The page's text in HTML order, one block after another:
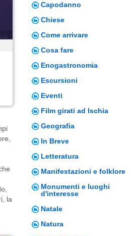
la
Capodanno
Chiese
Come arrivare
Cosa fare
Enogastronomia
Escursioni
Eventi
Film girati ad Ischia
Geografia
In Breve
Letteratura
Manifestazioni e folklore
Monumenti e luoghi
d'interesse
Natale
Natura